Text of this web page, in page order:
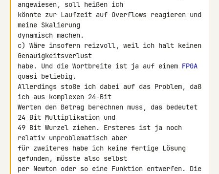
angewiesen, soll heißen ich
könnte zur Laufzeit auf Overflows reagieren und
meine Skalierung
dynamisch machen.
c) Wäre insofern reizvoll, weil ich halt keinen
Genauigkeitsverlust
habe. Und die Wortbreite ist ja auf einem FPGA
quasi beliebig.
Allerdings stoße ich dabei auf das Problem, daß
ich aus komplexen 24-Bit
Werten den Betrag berechnen muss, das bedeutet
24 Bit Multiplikation und
49 Bit Wurzel ziehen. Ersteres ist ja noch
relativ unproblematisch aber
für zweiteres habe ich keine fertige Lösung
gefunden, müsste also selbst
per Newton oder so eine Funktion entwerfen. Die